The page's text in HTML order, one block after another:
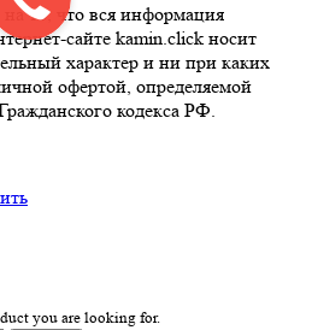
то, что вся информация
сайте kamin.click носит
характер и ни при каких
офертой, определяемой
кодекса РФ.
you are looking for.